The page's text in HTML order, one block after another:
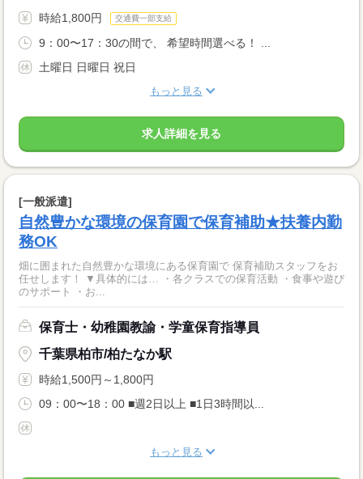
時給1,800円 交通費一部支給
9：00〜17：30の間で、 希望時間選べる！ ...
土曜日 日曜日 祝日
もっと見る
求人詳細を見る
[一般派遣]
自然豊かな環境の保育園で保育補助★扶養内勤
務OK
畑に囲まれた自然豊かな環境にある保育園で 保育補助スタッフをお
任せします！ ▼具体的には… ・各クラスでの保育活動 ・食事や遊び
のサポート ・お...
保育士・幼稚園教諭・学童保育指導員
千葉県柏市/柏たなか駅
時給1,500円～1,800円
09：00〜18：00 ■週2日以上 ■1日3時間以...
もっと見る